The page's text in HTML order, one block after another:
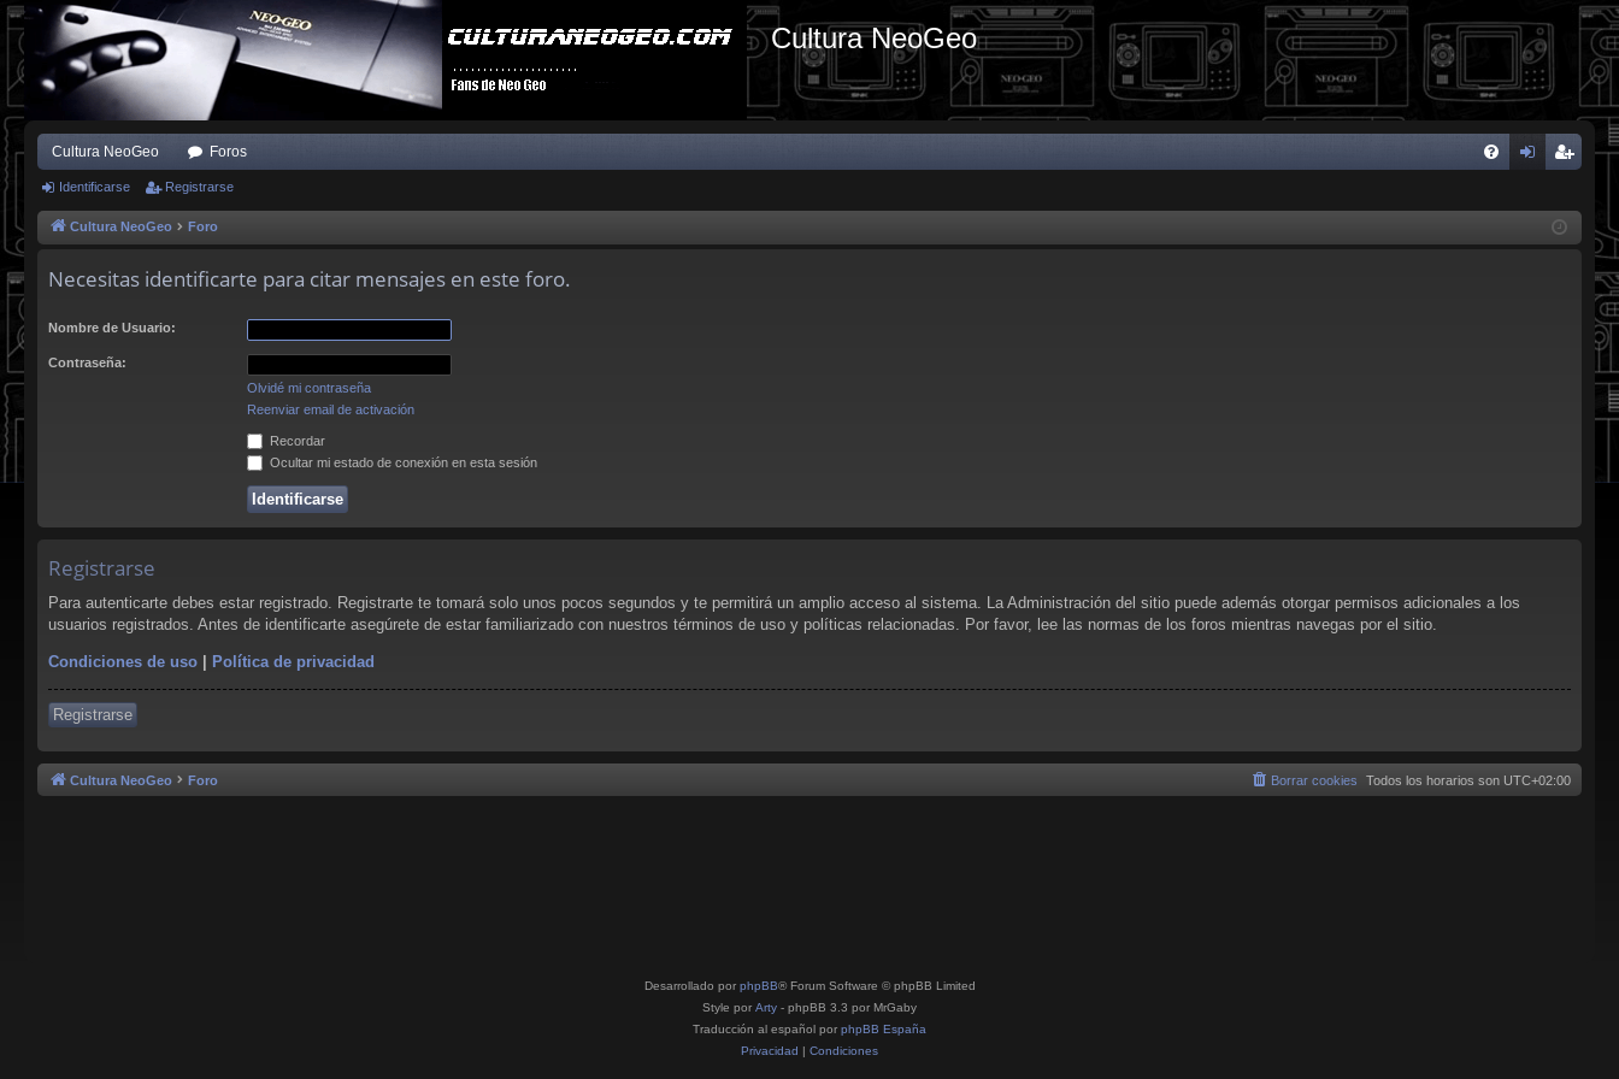
Cultura NeoGeo
Cultura NeoGeo Foros
ist
Identificarse Registrarse
Cultura NeoGeo Foro
Necesitas identificarte para citar mensajes en este foro.
Nombre de Usuario:
Contraseña:
Olvidé mi contraseña
Reenviar email de activación
Recordar
Ocultar mi estado de conexión en esta sesión
Registrarse
Para autenticarte debes estar registrado. Registrarte te tomará solo unos pocos segundos y te permitirá un amplio acceso al sistema. La Administración del sitio puede además otorgar permisos adicionales a los
usuarios registrados. Antes de identificarte asegúrete de estar familiarizado con nuestros términos de uso y políticas relacionadas. Por favor, lee las normas de los foros mientras navegas por el sitio.
Condiciones de uso | Política de privacidad
Registrarse
Cultura NeoGeo Foro Todos los horarios son UTC+02:00
Borrar cookies
Desarrollado por phpBB® Forum Software © phpBB Limited
Style por Arty - phpBB 3.3 por MrGaby
Traducción al español por phpBB España
Privacidad | Condiciones